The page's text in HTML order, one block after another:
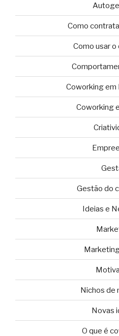
Como
Como usar
Coworking em
Coworking
Gestão do
Ideias e
Nichos de
Novas
O que é